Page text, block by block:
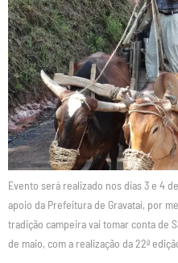
Evento será realizado nos dias 3 e 4
apoio da Prefeitura de Gravataí, por
tradição campeira vai tomar conta de
de maio, com a realização da 22ª